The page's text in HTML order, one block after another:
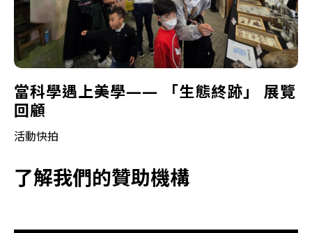
當科學遇上美學—— 「生態終跡」 展覽
回顧
活動快拍
了解我們的贊助機構